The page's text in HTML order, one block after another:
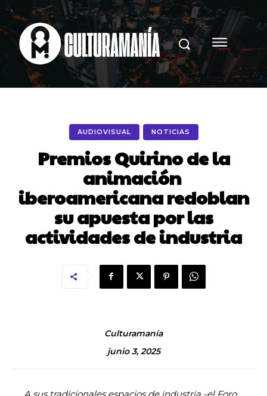
AUDIOVISUAL NOTICIAS
Premios Quirino de la
animación
iberoamericana redoblan
su apuesta por las
actividades de industria
Culturamanía
junio 3, 2025